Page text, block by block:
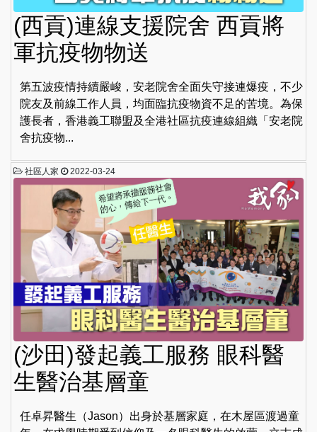
(西貢)連線支援院舍 西貢將
軍抗疫物物送
第五波疫情持續嚴峻，安老院舍全面失守接連爆疫，不少
院友及前線工作人員，均面臨抗疫物資不足的苦境。為保
護長者，香港義工聯盟及全港社區抗疫連線組織「安老院
舍抗疫物...
社區人家 2022-03-24
(沙田)發起義工服務 眼科醫
生醫治基層童
任卓昇醫生（Jason）出身於基層家庭，在木屋區渡過童